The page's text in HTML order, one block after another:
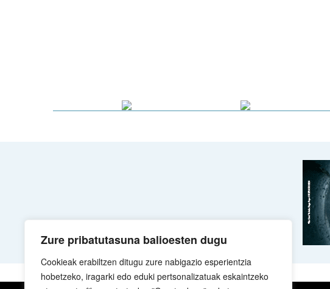
Zure pribatutasuna balioesten dugu
Cookieak erabiltzen ditugu zure nabigazio esperientzia
hobetzeko, iragarki edo eduki pertsonalizatuak eskaintzeko